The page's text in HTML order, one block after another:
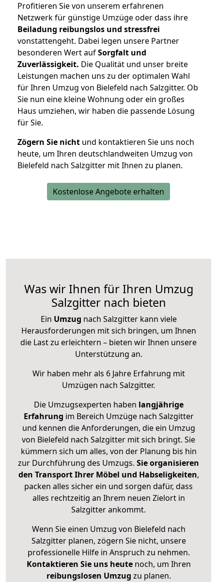
Profitieren Sie von unserem erfahrenen
Netzwerk für günstige Umzüge oder dass ihre
Beiladung reibungslos und stressfrei
vonstattengeht. Dabei legen unsere Partner
besonderen Wert aufSorgfalt und
Zuverlässigkeit. Die Qualität und unser breite
Leistungen machen uns zu der optimalen Wahl
für Ihren Umzug von Bielefeld nach Salzgitter. Ob
Sie nun eine kleine Wohnung oder ein großes
Haus umziehen, wir haben die passende Lösung
für Sie.
Zögern Sie nicht und kontaktieren Sie uns noch
heute, um Ihren deutschlandweiten Umzug von
Bielefeld nach Salzgitter mit Ihnen zu planen.
Kostenlose Angebote erhalten
Was wir Ihnen für Ihren Umzug
Salzgitter nach bieten
Ein Umzug nach Salzgitter kann viele
Herausforderungen mit sich bringen, um Ihnen
die Last zu erleichtern – bieten wir Ihnen unsere
Unterstützung an.
Wir haben mehr als 6 Jahre Erfahrung mit
Umzügen nach Salzgitter.
Die Umzugsexperten haben langjährige
Erfahrung im Bereich Umzüge nach Salzgitter
und kennen die Anforderungen, die ein Umzug
von Bielefeld nach Salzgitter mit sich bringt. Sie
kümmern sich um alles, von der Planung bis hin
zur Durchführung des Umzugs. Sie organisieren
den Transport Ihrer Möbel und Habseligkeiten,
packen alles sicher ein und sorgen dafür, dass
alles rechtzeitig an Ihrem neuen Zielort in
Salzgitter ankommt.
Wenn Sie einen Umzug von Bielefeld nach
Salzgitter planen, zögern Sie nicht, unsere
professionelle Hilfe in Anspruch zu nehmen.
Kontaktieren Sie uns heutenoch, um Ihren
reibungslosen Umzug zu planen.